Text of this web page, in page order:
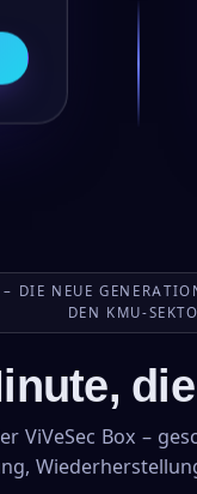
DIE NEUE
DEN KMU-
die
ViVeSec Box –